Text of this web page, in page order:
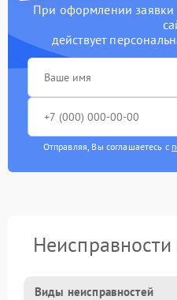
При оформлении заявки
действует
Отправляя, Вы соглашаетесь с
Виды неисправностей